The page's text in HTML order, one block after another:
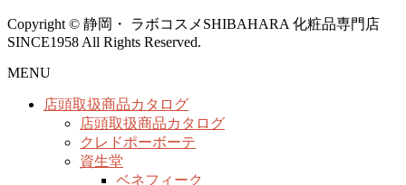
Copyright © 静岡・ ラボコスメSHIBAHARA 化粧品専門店
SINCE1958 All Rights Reserved.
MENU
店頭取扱商品カタログ
店頭取扱商品カタログ
クレドポーボーテ
資生堂
ベネフィーク